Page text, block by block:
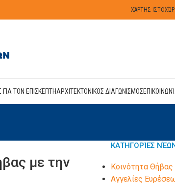
ΧΆΡΤΗΣ
ΓΙΑ ΤΟΝ ΕΠΙΣΚΕΠΤΗΑΡΧΙΤΕΚΤΟΝΙΚΌΣ ΔΙΑΓΩΝΙΣΜΌΣ
με την
ΚΑΤΗΓΟΡΊΕΣ
Kοινότητα Θήβας
Αγγελίες